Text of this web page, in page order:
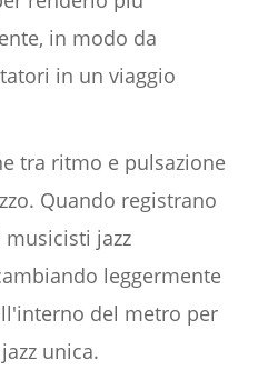
in modo da
in un viaggio
tra ritmo e pulsazione
Quando registrano
jazz
leggermente
del metro per
unica.